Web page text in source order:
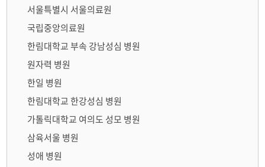
서울특별시 서울의료원
국립중앙의료원
한림대학교 부속 강남성심 병원
원자력 병원
한일 병원
한림대학교 한강성심 병원
가톨릭대학교 여의도 성모 병원
삼육서울 병원
성애 병원